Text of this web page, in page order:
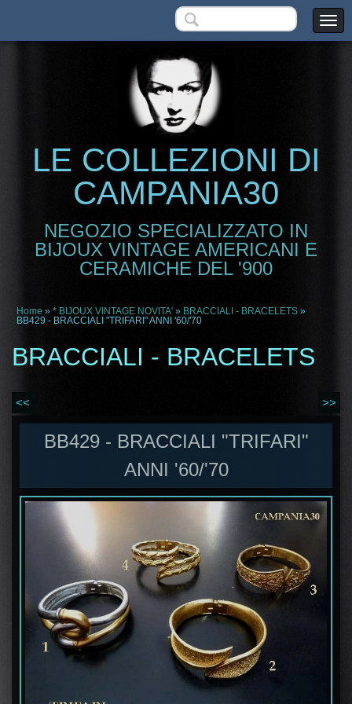
LE COLLEZIONI DI
CAMPANIA30
NEGOZIO SPECIALIZZATO IN
BIJOUX VINTAGE AMERICANI E
CERAMICHE DEL '900
Home » * BIJOUX VINTAGE NOVITA' » BRACCIALI - BRACELETS »
BB429 - BRACCIALI "TRIFARI" ANNI '60/'70
BRACCIALI - BRACELETS
<< >>
BB429 - BRACCIALI "TRIFARI"
ANNI '60/'70